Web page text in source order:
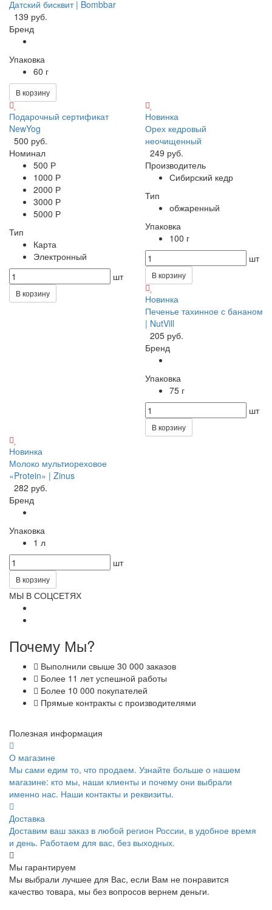
Датский бисквит | Bombbar
139 руб.
Бренд
Упаковка
60 г
В корзину
Подарочный сертификат
NewYog
500 руб.
Номинал
500 Р
1000 Р
2000 Р
3000 Р
5000 Р
Тип
Карта
Электронный
шт
В корзину
Новинка
Орех кедровый
неочищенный
249 руб.
Производитель
Сибирский кедр
Тип
обжаренный
Упаковка
100 г
шт
В корзину
Новинка
Печенье тахинное с бананом
| NutVill
205 руб.
Бренд
Упаковка
75 г
шт
В корзину
Новинка
Молоко мультиореховое
«Protein» | Zinus
282 руб.
Бренд
Упаковка
1 л
шт
В корзину
МЫ В СОЦСЕТЯХ
Почему Мы?
Выполнили свыше 30 000 заказов
Более 11 лет успешной работы
Более 10 000 покупателей
Прямые контракты с производителями
Полезная информация
О магазине
Мы сами едим то, что продаем. Узнайте больше о нашем
магазине: кто мы, наши клиенты и почему они выбрали
именно нас. Наши контакты и реквизиты.
Доставка
Доставим ваш заказ в любой регион России, в удобное время
и день. Работаем для вас, без выходных.
Мы гарантируем
Мы выбрали лучшее для Вас, если Вам не понравится
качество товара, мы без вопросов вернем деньги.